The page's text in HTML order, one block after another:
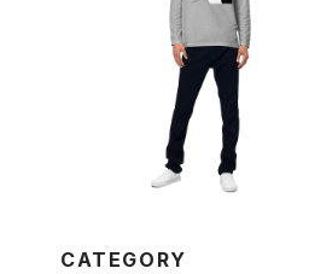
ユニセックス長袖Tシャツ
¥3,800
CATEGORY